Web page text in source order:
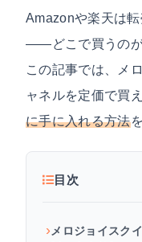
Amazonや楽天は
——どこで買うのが
この記事では、メ
ャネルを定価で買
に手に入れる方法
目次
メロジョイスク